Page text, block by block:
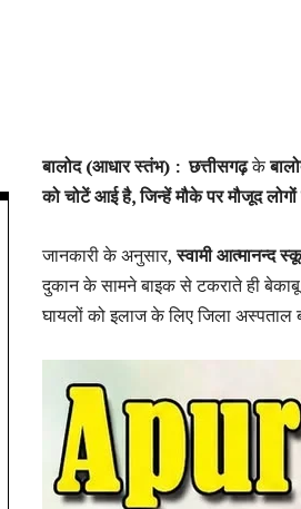
बालोद (आधार स्तंभ) : छत्तीसगढ़के
को चोटें आई है, जिन्हें मौके पर मौजूद
जानकारी के अनुसार,स्वामी आत्मानन्द
दुकान के सामने बाइक से टकराते ही
घायलों को इलाज के लिए जिला अस्पताल